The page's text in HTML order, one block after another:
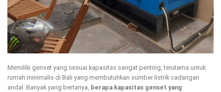
Memiliki genset yang sesuai kapasitas sangat penting, terutama untuk
rumah minimalis di Bali yang membutuhkan sumber listrik cadangan
andal. Banyak yang bertanya, berapa kapasitas genset yang